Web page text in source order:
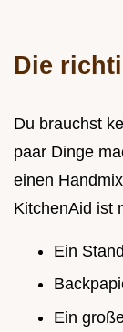
Die
Du brauchst
paar Dinge
einen
KitchenAid ist
Ein
Ein